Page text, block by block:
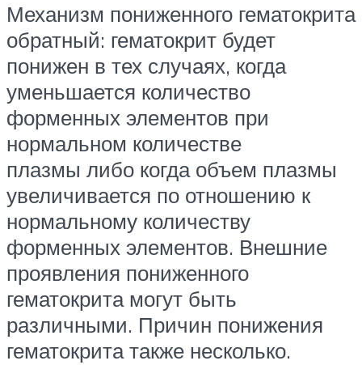
Механизм пониженного гематокрита
обратный: гематокрит будет
понижен в тех случаях, когда
уменьшается количество
форменных элементов при
нормальном количестве
плазмы либо когда объем плазмы
увеличивается по отношению к
нормальному количеству
форменных элементов. Внешние
проявления пониженного
гематокрита могут быть
различными. Причин понижения
гематокрита также несколько.